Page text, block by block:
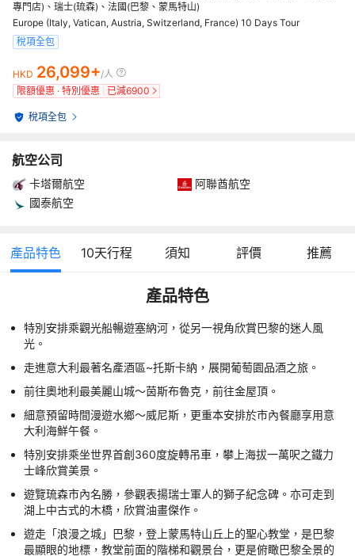
專門店)、瑞士(琉森)、法國(巴黎、蒙馬特山)
Europe (Italy, Vatican, Austria, Switzerland, France) 10 Days Tour
稅項全包
HKD 26,099+/人
限額優惠 · 特別優惠
已減6900
稅項全包
航空公司
卡塔爾航空
阿聯酋航空
國泰航空
產品特色 10天行程 須知 評價 推薦
產品特色
特別安排乘觀光船暢遊塞納河，從另一視角欣賞巴黎的迷人風
光。
走進意大利最著名產酒區~托斯卡納，展開葡萄園品酒之旅。
前往奧地利最美麗山城～茵斯布魯克，前往金屋頂。
細意預留時間漫遊水鄉～威尼斯，更重本安排於市內餐廳享用意
大利海鮮午餐。
特別安排乘坐世界首創360度旋轉吊車，攀上海拔一萬呎之鐵力
士峰欣賞美景。
遊覽琉森市內名勝，參觀表揚瑞士軍人的獅子紀念碑。亦可走到
湖上中古式的木橋，欣賞油畫傑作。
遊走「浪漫之城」巴黎，登上蒙馬特山丘上的聖心教堂，是巴黎
最顯眼的地標，教堂前面的階梯和觀景台，更是俯瞰巴黎全景的